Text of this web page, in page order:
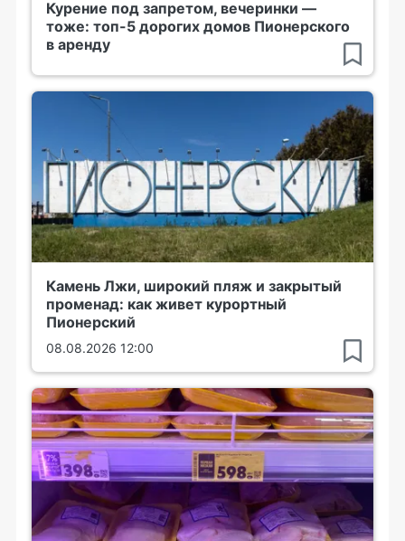
Курение под запретом, вечеринки —
тоже: топ-5 дорогих домов Пионерского
в аренду
Камень Лжи, широкий пляж и закрытый
променад: как живет курортный
Пионерский
08.08.2026 12:00